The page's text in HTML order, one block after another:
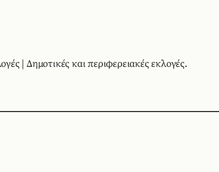
| Δημοτικές και περιφερειακές εκλογές.